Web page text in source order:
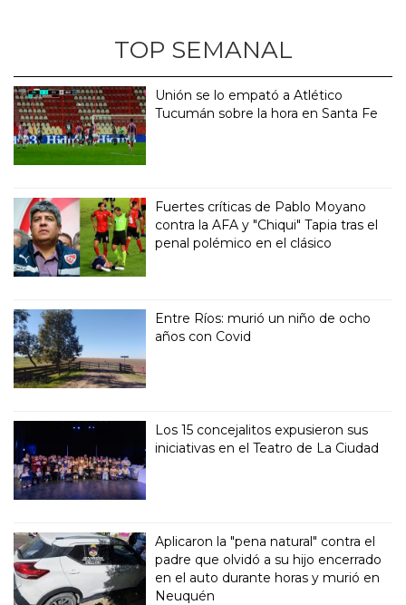
TOP SEMANAL
Unión se lo empató a Atlético
Tucumán sobre la hora en Santa Fe
Fuertes críticas de Pablo Moyano
contra la AFA y "Chiqui" Tapia tras el
penal polémico en el clásico
Entre Ríos: murió un niño de ocho
años con Covid
Los 15 concejalitos expusieron sus
iniciativas en el Teatro de La Ciudad
Aplicaron la "pena natural" contra el
padre que olvidó a su hijo encerrado
en el auto durante horas y murió en
Neuquén